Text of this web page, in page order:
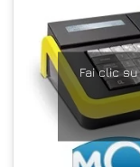
Fai clic